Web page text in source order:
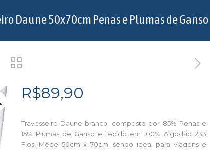
Daune 50x70cm Penas e Plumas de Ganso
R$89,90
Travesseiro Daune branco, composto por 85% Penas e
15% Plumas de Ganso e tecido em 100% Algodão 233
Fios. Mede 50cm x 70cm, sendo ideal para viagens e